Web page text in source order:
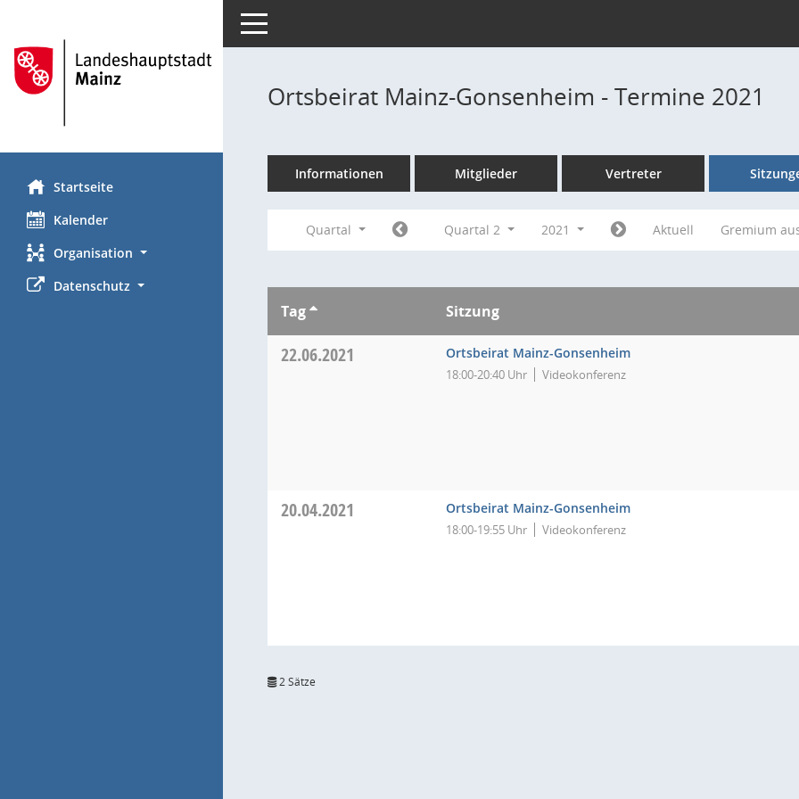
Startseite
Kalender
Organisation
Datenschutz
Toggle navigation
Ortsbeirat Mainz-Gonsenheim - Termine 2021
Informationen Mitglieder Vertreter
Quartal Quartal 2 2021 Aktuell Gremium
Tag Sitzung
22.06.2021 Ortsbeirat Mainz-Gonsenheim
18:00-20:40 Uhr Videokonferenz
20.04.2021 Ortsbeirat Mainz-Gonsenheim
18:00-19:55 Uhr Videokonferenz
2 Sätze